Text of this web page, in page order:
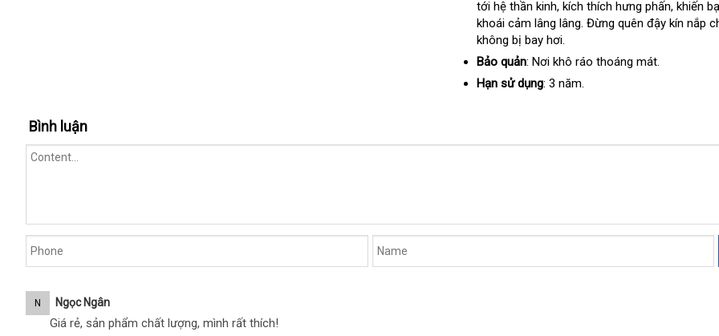
chỉ
hàng
tới hệ thần kinhgần
nhất
, kích thích hưng phấncũ
, khiến
khoái cảm lâng lângăn
. Đừng quên đậy kín nắp
không bị bay hơi.
Bảo quản: Nơi khô ráo thoáng mát.
Hạn sử dụng: 3 năm.
Bình luận
N Ngọc Ngân
Giá rẻ, sản phẩm chất lượng, mình rất thích!